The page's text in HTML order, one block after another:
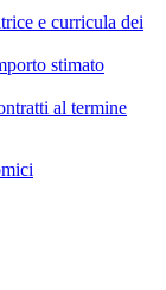
e curricula dei
stimato
al termine